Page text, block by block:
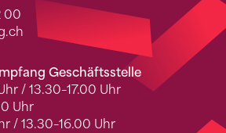
00
Geschäftsstelle
/ 13.30–17.00 Uhr
Uhr
/ 13.30–16.00 Uhr